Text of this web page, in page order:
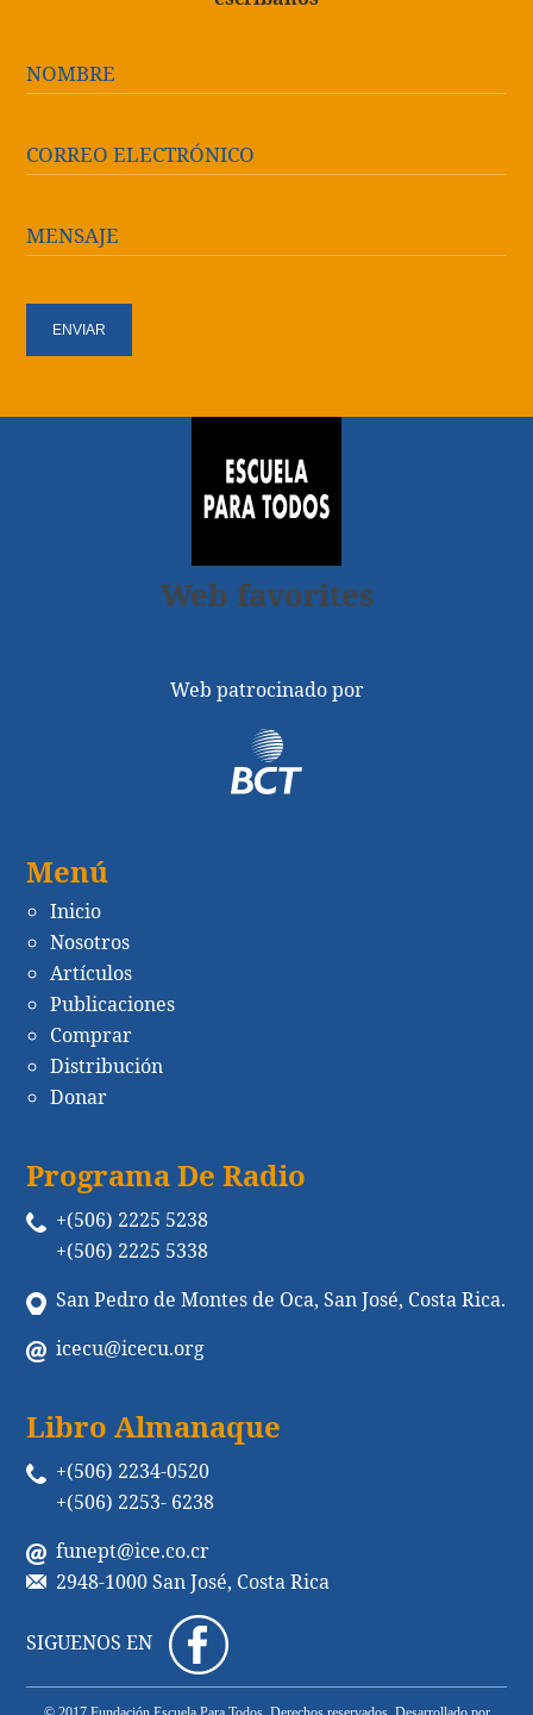
NOMBRE
CORREO ELECTRÓNICO
MENSAJE
Web favorites
Web patrocinado por
Menú
Inicio
Nosotros
Artículos
Publicaciones
Comprar
Distribución
Donar
Programa De Radio
+(506) 2225 5238
+(506) 2225 5338
San Pedro de Montes de Oca, San José, Costa Rica.
icecu@icecu.org
Libro Almanaque
+(506) 2234-0520
+(506) 2253- 6238
funept@ice.co.cr
2948-1000 San José, Costa Rica
SIGUENOS EN